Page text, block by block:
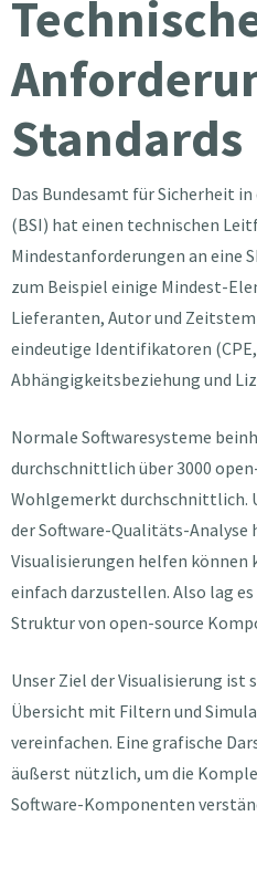
Standards
Das Bundesamt für Sicherheit
(BSI) hat einen technischen
Mindestanforderungen an eine
zum Beispiel einige Mindest-
Lieferanten, Autor und
eindeutige Identifikatoren
Abhängigkeitsbeziehung und
Normale Softwaresysteme
durchschnittlich über 3000
Wohlgemerkt durchschnittlich.
der Software-Qualitäts-Analyse
Visualisierungen helfen können
einfach darzustellen. Also lag es
Struktur von open-source
Unser Ziel der Visualisierung ist
Übersicht mit Filtern und
vereinfachen. Eine grafische
äußerst nützlich, um die
Software-Komponenten